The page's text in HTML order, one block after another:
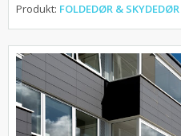
Produkt: FOLDEDØR & SKYDEDØR